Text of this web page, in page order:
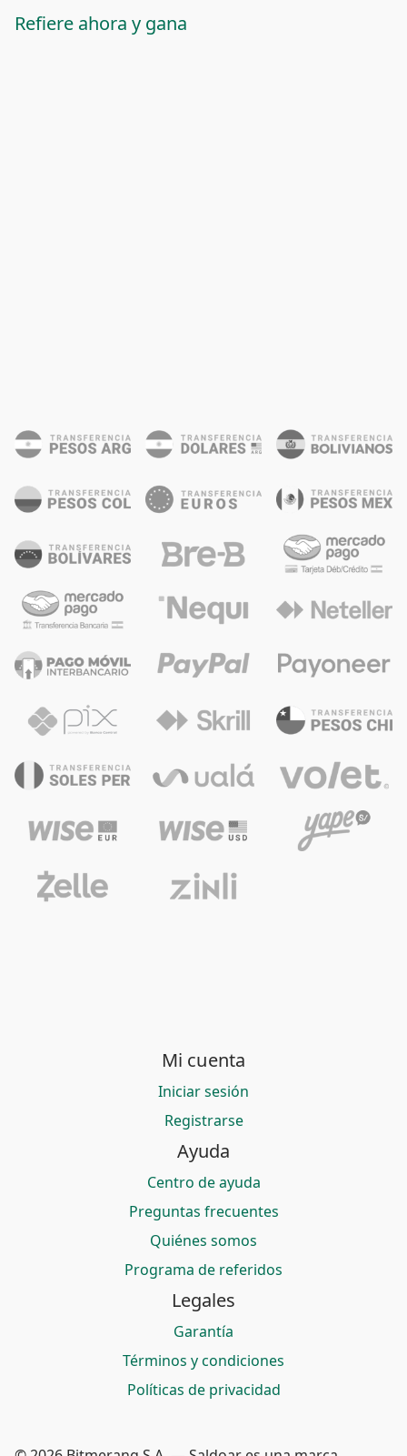
Refiere ahora y gana
Mi cuenta
Iniciar sesión
Registrarse
Ayuda
Centro de ayuda
Preguntas frecuentes
Quiénes somos
Programa de referidos
Legales
Garantía
Términos y condiciones
Políticas de privacidad